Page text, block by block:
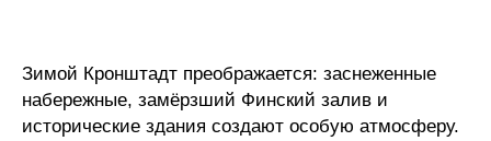
Зимой Кронштадт преображается: заснеженные
набережные, замёрзший Финский залив и
исторические здания создают особую атмосферу.